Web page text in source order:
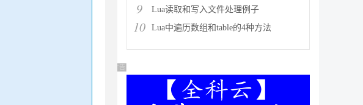
9 Lua读取和写入文件处理例子
10 Lua中遍历数组和table的4种方法
广告 商业广告，理性选择